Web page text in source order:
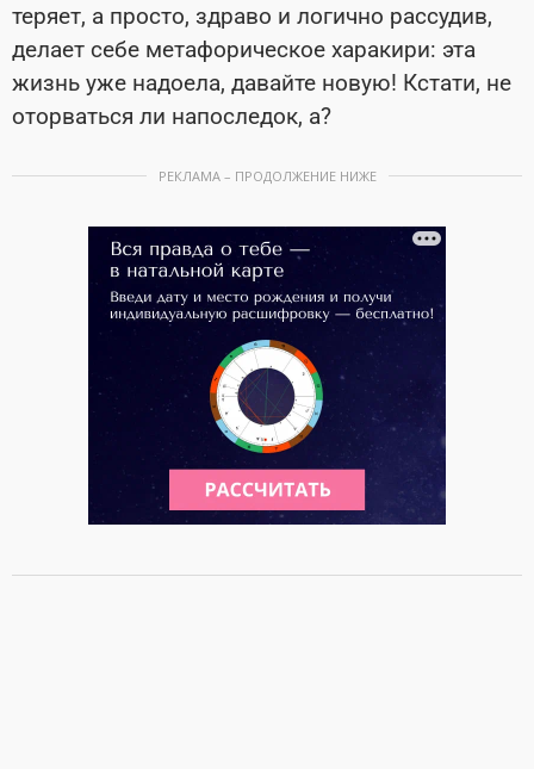
теряет, а просто, здраво и логично рассудив,
делает себе метафорическое харакири: эта
жизнь уже надоела, давайте новую! Кстати, не
оторваться ли напоследок, а?
РЕКЛАМА – ПРОДОЛЖЕНИЕ НИЖЕ